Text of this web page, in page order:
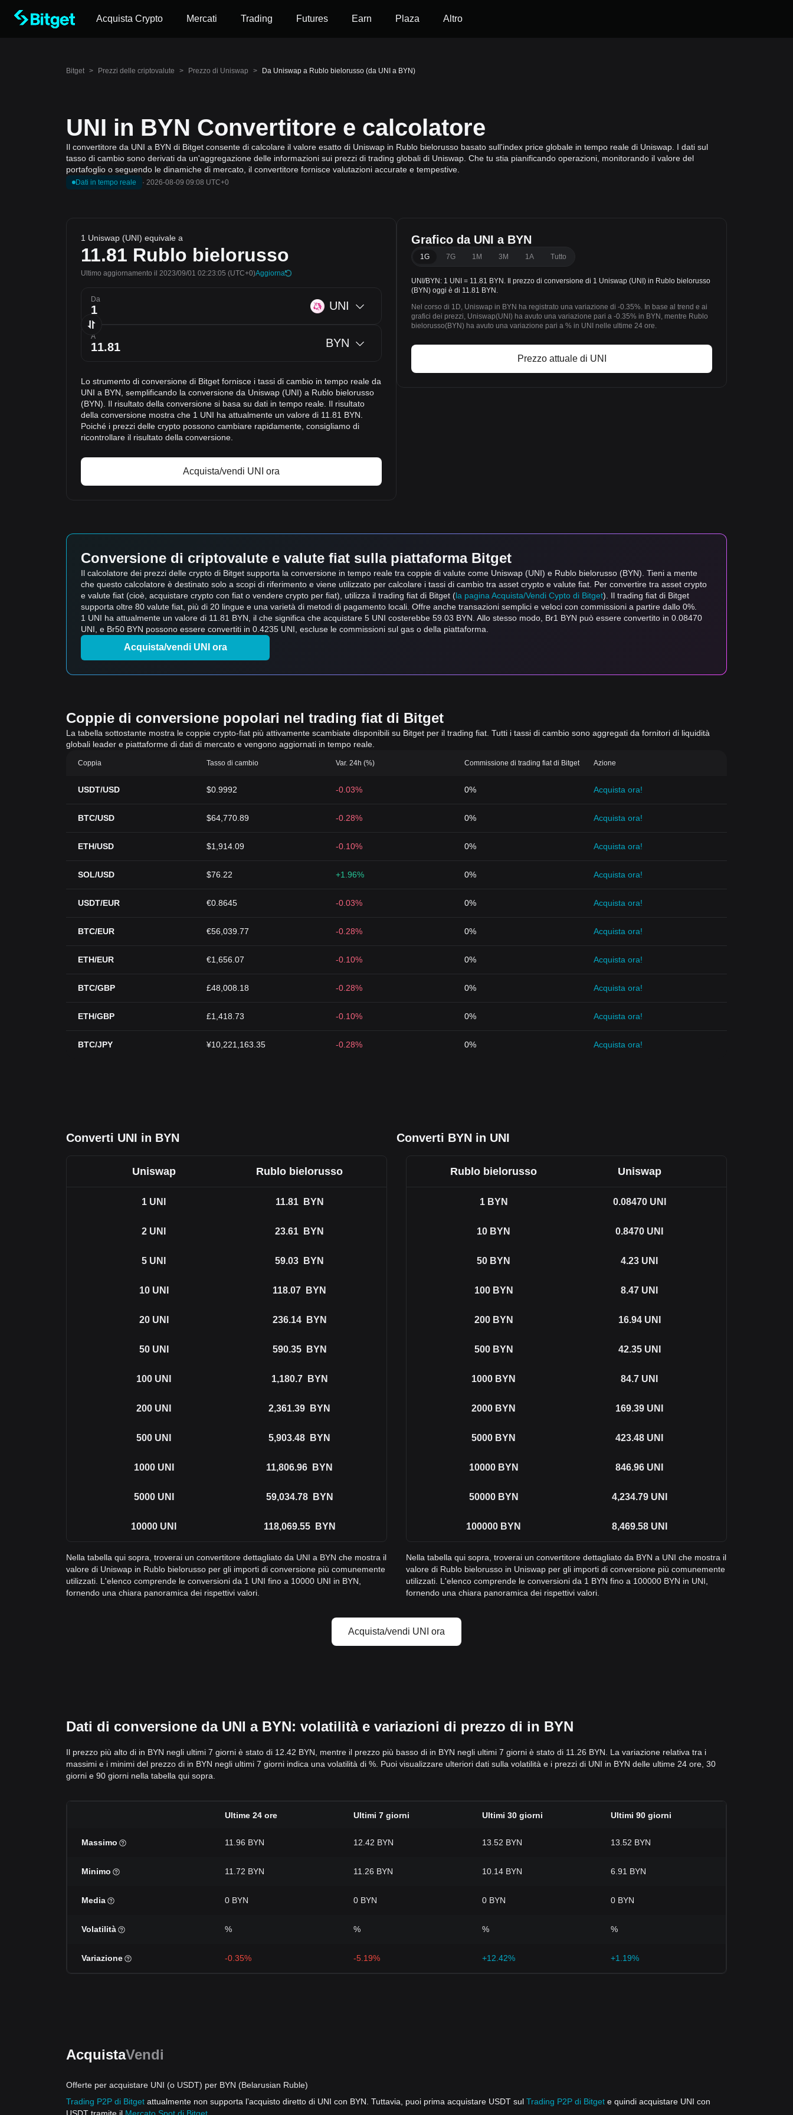
Acquista Crypto Mercati Trading Futures Earn Plaza Altro
Bitget > Prezzi delle criptovalute > Prezzo di Uniswap > Da Uniswap a Rublo bielorusso (da UNI a BYN)
UNI in BYN Convertitore e calcolatore
Il convertitore da UNI a BYN di Bitget consente di calcolare il valore esatto di Uniswap in Rublo bielorusso basato sull'index price globale in tempo reale di Uniswap. I dati sul
tasso di cambio sono derivati da un'aggregazione delle informazioni sui prezzi di trading globali di Uniswap. Che tu stia pianificando operazioni, monitorando il valore del
portafoglio o seguendo le dinamiche di mercato, il convertitore fornisce valutazioni accurate e tempestive.
Dati in tempo reale · 2026-08-09 09:08 UTC+0
1 Uniswap (UNI) equivale a
11.81 Rublo bielorusso
Ultimo aggiornamento il 2023/09/01 02:23:05 (UTC+0)Aggiorna
Da UNI
A BYN
Lo strumento di conversione di Bitget fornisce i tassi di cambio in tempo reale da
UNI a BYN, semplificando la conversione da Uniswap (UNI) a Rublo bielorusso
(BYN). Il risultato della conversione si basa su dati in tempo reale. Il risultato
della conversione mostra che 1 UNI ha attualmente un valore di 11.81 BYN.
Poiché i prezzi delle crypto possono cambiare rapidamente, consigliamo di
ricontrollare il risultato della conversione.
Acquista/vendi UNI ora
Grafico da UNI a BYN
1G 7G 1M 3M 1A Tutto
UNI/BYN: 1 UNI = 11.81 BYN. Il prezzo di conversione di 1 Uniswap (UNI) in Rublo bielorusso
(BYN) oggi è di 11.81 BYN.
Nel corso di 1D, Uniswap in BYN ha registrato una variazione di -0.35%. In base al trend e ai
grafici dei prezzi, Uniswap(UNI) ha avuto una variazione pari a -0.35% in BYN, mentre Rublo
bielorusso(BYN) ha avuto una variazione pari a % in UNI nelle ultime 24 ore.
Prezzo attuale di UNI
Conversione di criptovalute e valute fiat sulla piattaforma Bitget
Il calcolatore dei prezzi delle crypto di Bitget supporta la conversione in tempo reale tra coppie di valute come Uniswap (UNI) e Rublo bielorusso (BYN). Tieni a mente
che questo calcolatore è destinato solo a scopi di riferimento e viene utilizzato per calcolare i tassi di cambio tra asset crypto e valute fiat. Per convertire tra asset crypto
e valute fiat (cioè, acquistare crypto con fiat o vendere crypto per fiat), utilizza il trading fiat di Bitget (la pagina Acquista/Vendi Cypto di Bitget). Il trading fiat di Bitget
supporta oltre 80 valute fiat, più di 20 lingue e una varietà di metodi di pagamento locali. Offre anche transazioni semplici e veloci con commissioni a partire dallo 0%.
1 UNI ha attualmente un valore di 11.81 BYN, il che significa che acquistare 5 UNI costerebbe 59.03 BYN. Allo stesso modo, Br1 BYN può essere convertito in 0.08470
UNI, e Br50 BYN possono essere convertiti in 0.4235 UNI, escluse le commissioni sul gas o della piattaforma.
Acquista/vendi UNI ora
Coppie di conversione popolari nel trading fiat di Bitget
La tabella sottostante mostra le coppie crypto-fiat più attivamente scambiate disponibili su Bitget per il trading fiat. Tutti i tassi di cambio sono aggregati da fornitori di liquidità
globali leader e piattaforme di dati di mercato e vengono aggiornati in tempo reale.
Coppia Tasso di cambio Var. 24h (%) Commissione di trading fiat di Bitget Azione
USDT/USD $0.9992 -0.03% 0% Acquista ora!
BTC/USD $64,770.89 -0.28% 0% Acquista ora!
ETH/USD $1,914.09 -0.10% 0% Acquista ora!
SOL/USD $76.22 +1.96% 0% Acquista ora!
USDT/EUR €0.8645 -0.03% 0% Acquista ora!
BTC/EUR €56,039.77 -0.28% 0% Acquista ora!
ETH/EUR €1,656.07 -0.10% 0% Acquista ora!
BTC/GBP £48,008.18 -0.28% 0% Acquista ora!
ETH/GBP £1,418.73 -0.10% 0% Acquista ora!
BTC/JPY ¥10,221,163.35 -0.28% 0% Acquista ora!
Converti UNI in BYN Converti BYN in UNI
Uniswap Rublo bielorusso
1 UNI 11.81 BYN
2 UNI 23.61 BYN
5 UNI 59.03 BYN
10 UNI 118.07 BYN
20 UNI 236.14 BYN
50 UNI 590.35 BYN
100 UNI 1,180.7 BYN
200 UNI 2,361.39 BYN
500 UNI 5,903.48 BYN
1000 UNI 11,806.96 BYN
5000 UNI 59,034.78 BYN
10000 UNI 118,069.55 BYN
Nella tabella qui sopra, troverai un convertitore dettagliato da UNI a BYN che mostra il
valore di Uniswap in Rublo bielorusso per gli importi di conversione più comunemente
utilizzati. L'elenco comprende le conversioni da 1 UNI fino a 10000 UNI in BYN,
fornendo una chiara panoramica dei rispettivi valori.
Rublo bielorusso Uniswap
1 BYN 0.08470 UNI
10 BYN 0.8470 UNI
50 BYN 4.23 UNI
100 BYN 8.47 UNI
200 BYN 16.94 UNI
500 BYN 42.35 UNI
1000 BYN 84.7 UNI
2000 BYN 169.39 UNI
5000 BYN 423.48 UNI
10000 BYN 846.96 UNI
50000 BYN 4,234.79 UNI
100000 BYN 8,469.58 UNI
Nella tabella qui sopra, troverai un convertitore dettagliato da BYN a UNI che mostra il
valore di Rublo bielorusso in Uniswap per gli importi di conversione più comunemente
utilizzati. L'elenco comprende le conversioni da 1 BYN fino a 100000 BYN in UNI,
fornendo una chiara panoramica dei rispettivi valori.
Acquista/vendi UNI ora
Dati di conversione da UNI a BYN: volatilità e variazioni di prezzo di in BYN
Il prezzo più alto di in BYN negli ultimi 7 giorni è stato di 12.42 BYN, mentre il prezzo più basso di in BYN negli ultimi 7 giorni è stato di 11.26 BYN. La variazione relativa tra i
massimi e i minimi del prezzo di in BYN negli ultimi 7 giorni indica una volatilità di %. Puoi visualizzare ulteriori dati sulla volatilità e i prezzi di UNI in BYN delle ultime 24 ore, 30
giorni e 90 giorni nella tabella qui sopra.
Ultime 24 ore Ultimi 7 giorni Ultimi 30 giorni Ultimi 90 giorni
Massimo 11.96 BYN 12.42 BYN 13.52 BYN 13.52 BYN
Minimo 11.72 BYN 11.26 BYN 10.14 BYN 6.91 BYN
Media 0 BYN 0 BYN 0 BYN 0 BYN
Volatilità % % % %
Variazione -0.35% -5.19% +12.42% +1.19%
AcquistaVendi
Offerte per acquistare UNI (o USDT) per BYN (Belarusian Ruble)
Trading P2P di Bitget attualmente non supporta l’acquisto diretto di UNI con BYN. Tuttavia, puoi prima acquistare USDT sul Trading P2P di Bitget e quindi acquistare UNI con